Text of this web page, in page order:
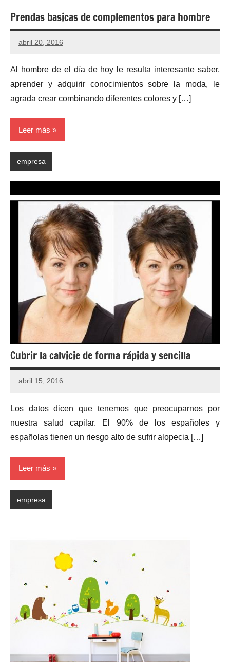
Prendas basicas de complementos para hombre
abril 20, 2016
Al hombre de el día de hoy le resulta interesante saber,
aprender y adquirir conocimientos sobre la moda, le
agrada crear combinando diferentes colores y […]
Leer más
empresa
Cubrir la calvicie de forma rápida y sencilla
abril 15, 2016
Los datos dicen que tenemos que preocuparnos por
nuestra salud capilar. El 90% de los españoles y
españolas tienen un riesgo alto de sufrir alopecia […]
Leer más
empresa